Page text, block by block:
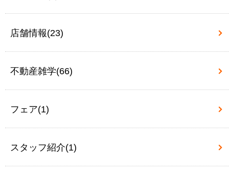
店舗情報(23)
不動産雑学(66)
フェア(1)
スタッフ紹介(1)